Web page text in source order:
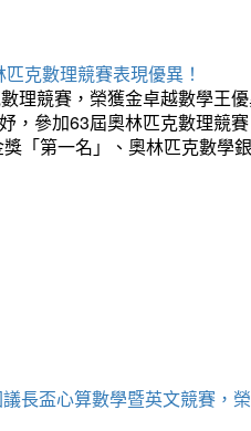
克數理競賽表現優異！
理競賽，榮獲金卓越數學王
，參加63屆奧林匹克數理競
「第一名」、奧林匹克數學
長盃心算數學暨英文競賽，